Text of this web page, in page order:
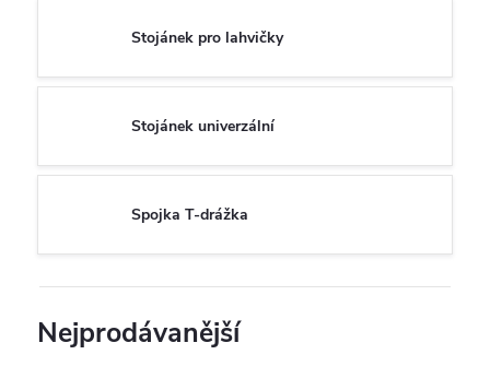
Stojánek pro lahvičky
Stojánek univerzální
Spojka T-drážka
Nejprodávanější